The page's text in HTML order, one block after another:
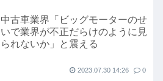
中古車業界「ビッグモーターのせ
いで業界が不正だらけのように見
られないか」と震える
2023.07.30 14:26 0